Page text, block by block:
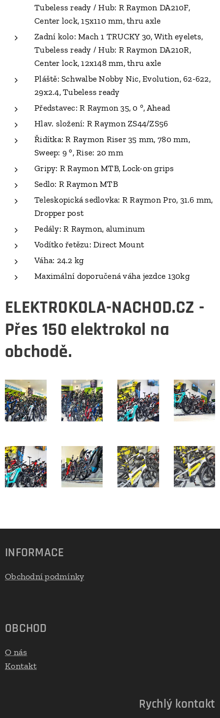
Tubeless ready / Hub: R Raymon DA210F,
Center lock, 15x110 mm, thru axle
Zadní kolo: Mach 1 TRUCKY 30, With eyelets,
Tubeless ready / Hub: R Raymon DA210R,
Center lock, 12x148 mm, thru axle
Pláště: Schwalbe Nobby Nic, Evolution, 62-622,
29x2.4, Tubeless ready
Představec: R Raymon 35, 0 °, Ahead
Hlav. složení: R Raymon ZS44/ZS56
Řidítka: R Raymon Riser 35 mm, 780 mm,
Sweep: 9 °, Rise: 20 mm
Gripy: R Raymon MTB, Lock-on grips
Sedlo: R Raymon MTB
Teleskopická sedlovka: R Raymon Pro, 31.6 mm,
Dropper post
Pedály: R Raymon, aluminum
Vodítko řetězu: Direct Mount
Váha: 24.2 kg
Maximální doporučená váha jezdce 130kg
ELEKTROKOLA-NACHOD.CZ -
Přes 150 elektrokol na
obchodě.
INFORMACE
Obchodní podmínky
OBCHOD
O nás
Kontakt
Rychlý kontakt